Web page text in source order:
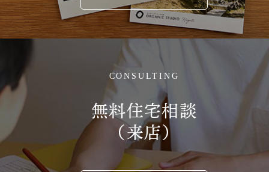
CONSULTING
無料住宅相談
（来店）